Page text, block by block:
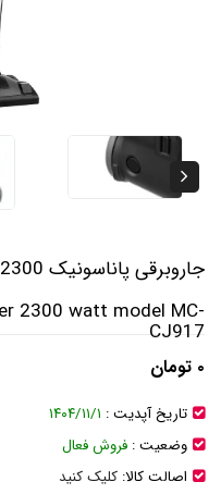
جاروبرقی پاناسونیک 2300 وات مدل MC-CJ917
2300 watt model MC-
CJ917
۰ تومان
تاریخ آپدیت : ۱۴۰۴/۱۱/۱
وضعیت : فروش فعال
اصالت کالا: کلیک کنید